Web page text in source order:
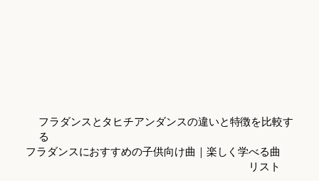
フラダンスとタヒチアンダンスの違いと特徴を比較す
る
フラダンスにおすすめの子供向け曲｜楽しく学べる曲
リスト